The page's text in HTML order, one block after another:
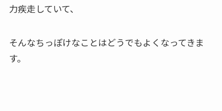
力疾走していて、
そんなちっぽけなことはどうでもよくなってきま
す。